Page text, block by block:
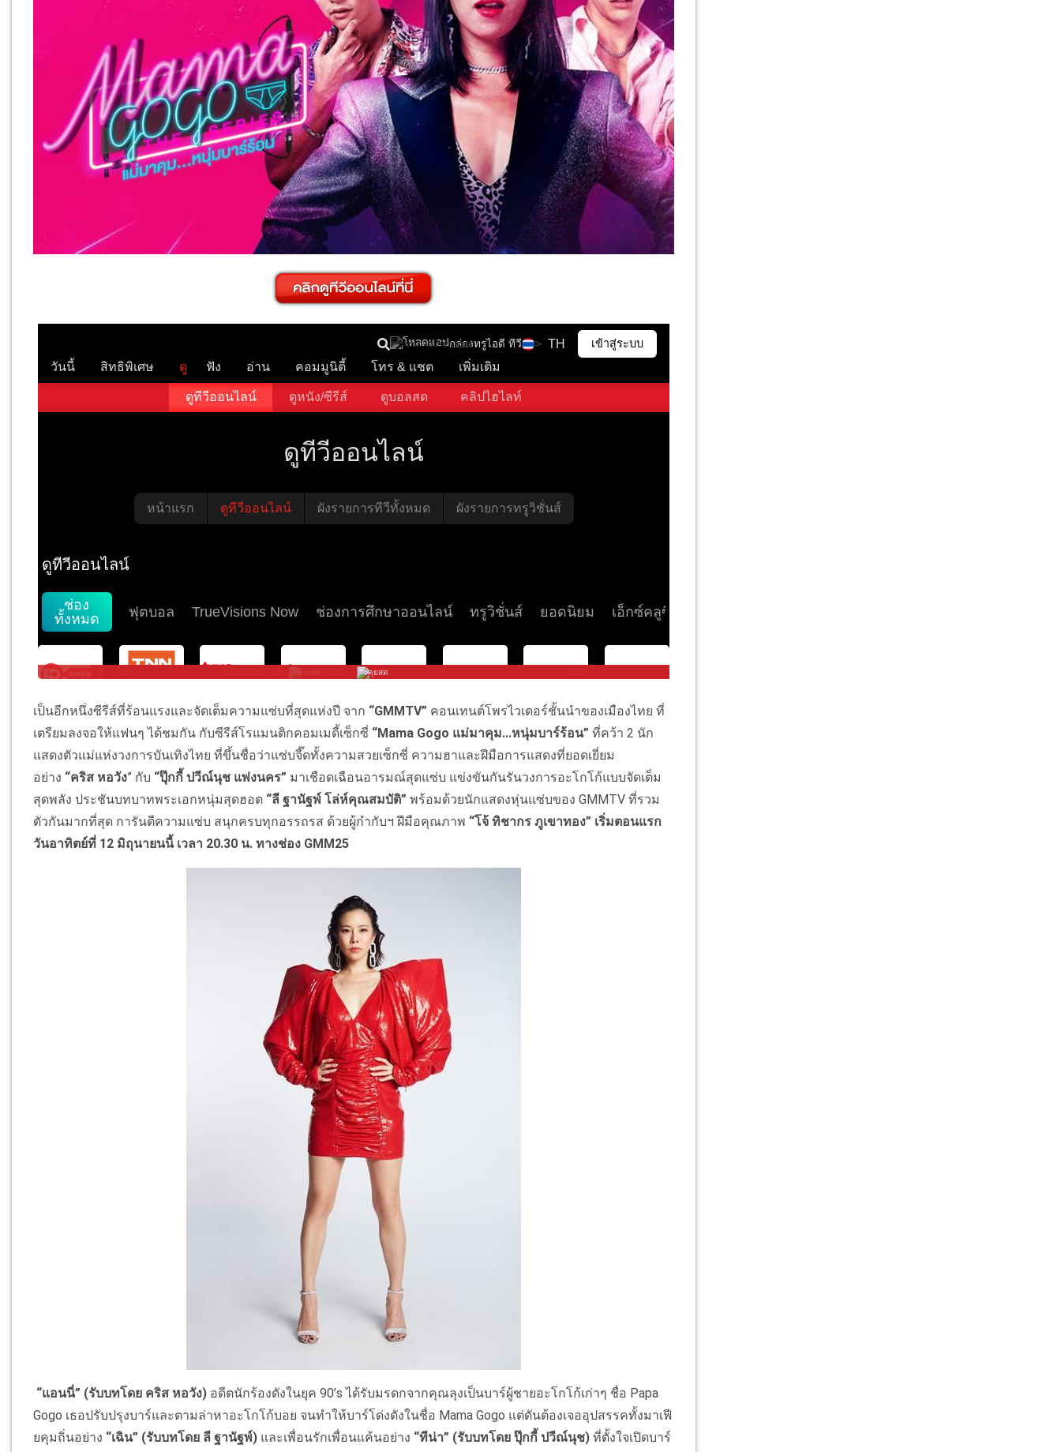
เป็นอีกหนึ่งซีรีส์ที่ร้อนแรงและจัดเต็มความแซ่บที่สุดแห่งปี จาก “GMMTV” คอนเทนต์โพรไวเดอร์ชั้นนำของเมืองไทย ที่
เตรียมลงจอให้แฟนๆ ได้ชมกัน กับซีรีส์โรแมนติกคอมเมดี้เซ็กซี่ “Mama Gogo แม่มาคุม...หนุ่มบาร์ร้อน”ที่คว้า 2 นัก
แสดงตัวแม่แห่งวงการบันเทิงไทย ที่ขึ้นชื่อว่าแซ่บจี๊ดทั้งความสวยเซ็กซี่ ความฮาและฝีมือการแสดงที่ยอดเยี่ยม
อย่าง “คริส หอวัง” กับ “ปุ๊กกี้ ปวีณ์นุช แพ่งนคร” มาเชือดเฉือนอารมณ์สุดแซ่บ แข่งขันกันรันวงการอะโกโก้แบบจัดเต็ม
สุดพลัง ประชันบทบาทพระเอกหนุ่มสุดฮอต “ลี ฐานัฐพ์ โล่ห์คุณสมบัติ” พร้อมด้วยนักแสดงหุ่นแซ่บของ GMMTVที่รวม
ตัวกันมากที่สุด การันตีความแซ่บ สนุกครบทุกอรรถรส ด้วยผู้กำกับฯ ฝีมือคุณภาพ “โจ้ ทิชากร ภูเขาทอง” เริ่มตอนแรก
วันอาทิตย์ที่ 12 มิถุนายนนี้ เวลา 20.30 น. ทางช่อง GMM 25
“แอนนี่” (รับบทโดย คริส หอวัง) อดีตนักร้องดังในยุค 90’sได้รับมรดกจากคุณลุงเป็นบาร์ผู้ชายอะโกโก้เก่าๆ ชื่อ Papa
Gogo เธอปรับปรุงบาร์และตามล่าหาอะโกโก้บอย จนทำให้บาร์โด่งดังในชื่อ Mama Gogo แต่ดันต้องเจออุปสรรคทั้งมาเฟี
ยคุมถิ่นอย่าง “เฉิน” (รับบทโดย ลี ฐานัฐพ์) และเพื่อนรักเพื่อนแค้นอย่าง “ทีน่า” (รับบทโดยปุ๊กกี้ ปวีณ์นุช) ที่ตั้งใจเปิดบาร์